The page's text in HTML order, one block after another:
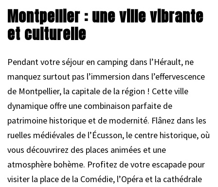
Montpellier : une ville vibrante
et culturelle
Pendant votre séjour en camping dans l’Hérault, ne
manquez surtout pas l’immersion dans l’effervescence
de Montpellier, la capitale de la région ! Cette ville
dynamique offre une combinaison parfaite de
patrimoine historique et de modernité. Flânez dans les
ruelles médiévales de l’Écusson, le centre historique, où
vous découvrirez des places animées et une
atmosphère bohème. Profitez de votre escapade pour
visiter la place de la Comédie, l’Opéra et la cathédrale